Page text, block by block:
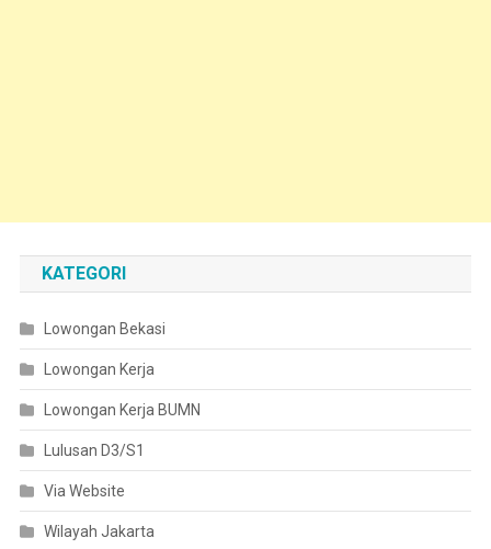
KATEGORI
Lowongan Bekasi
Lowongan Kerja
Lowongan Kerja BUMN
Lulusan D3/S1
Via Website
Wilayah Jakarta